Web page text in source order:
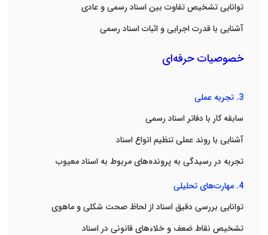
توانایی تشخیص تفاوت بین اسناد رسمی و عادی
آشنایی با قدرت اجرایی و اثبات اسناد رسمی
خصوصیات حرفه‌ای
3. تجربه عملی
سابقه کار با دفاتر اسناد رسمی
آشنایی با روند عملی تنظیم انواع اسناد
تجربه در رسیدگی به پرونده‌های مربوط به اسناد معیوب
4. مهارت‌های تحلیلی
توانایی بررسی دقیق اسناد از لحاظ صحت شکلی و ماهوی
تشخیص نقاط ضعف و خلاءهای قانونی در اسناد